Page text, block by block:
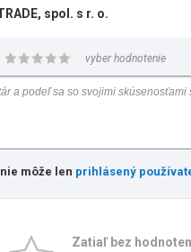
spol. s r. o.
vyber hodnotenie
môže len prihlásený
Zatiaľ bez